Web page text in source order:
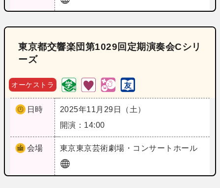
東京都交響楽団第1029回定期演奏会Cシリ
ーズ
オーケストラ
日時
2025年11月29日（土）
開演：14:00
会場 東京東京芸術劇場・コンサートホール